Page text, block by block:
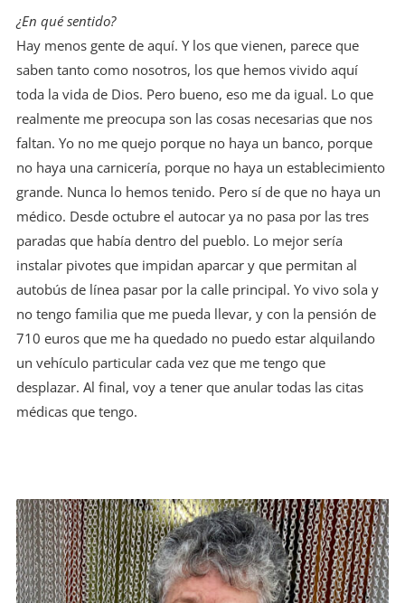
¿En qué sentido?
Hay menos gente de aquí. Y los que vienen, parece que
saben tanto como nosotros, los que hemos vivido aquí
toda la vida de Dios. Pero bueno, eso me da igual. Lo que
realmente me preocupa son las cosas necesarias que nos
faltan. Yo no me quejo porque no haya un banco, porque
no haya una carnicería, porque no haya un establecimiento
grande. Nunca lo hemos tenido. Pero sí de que no haya un
médico. Desde octubre el autocar ya no pasa por las tres
paradas que había dentro del pueblo. Lo mejor sería
instalar pivotes que impidan aparcar y que permitan al
autobús de línea pasar por la calle principal. Yo vivo sola y
no tengo familia que me pueda llevar, y con la pensión de
710 euros que me ha quedado no puedo estar alquilando
un vehículo particular cada vez que me tengo que
desplazar. Al final, voy a tener que anular todas las citas
médicas que tengo.